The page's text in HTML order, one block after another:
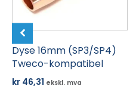
Dyse 16mm (SP3/SP4)
Tweco-kompatibel
kr 46,31 ekskl. mva